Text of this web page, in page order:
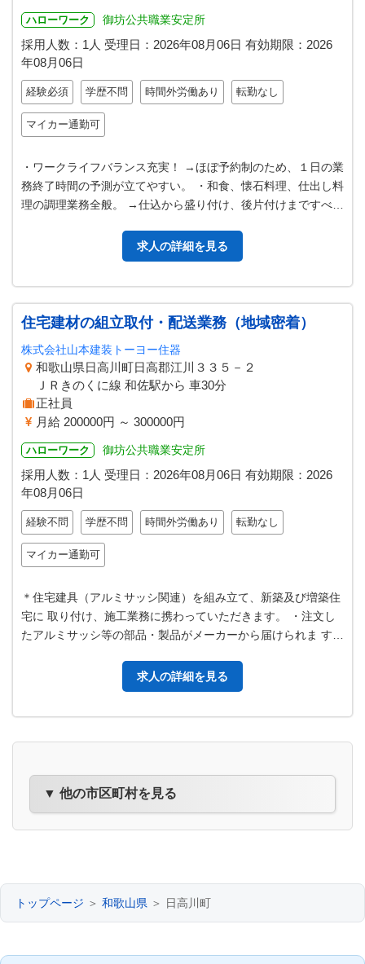
ハローワーク 御坊公共職業安定所
採用人数：1人 受理日： 2026年08月06日 有効期限： 2026
年08月06日
経験必須 学歴不問 時間外労働あり 転勤なし
マイカー通勤可
・ワークライフバランス充実！ →ほぼ予約制のため、１日の業
務終了時間の予測が立てやすい。 ・和食、懐石料理、仕出し料
理の調理業務全般。 →仕込から盛り付け、後片付けまですべて
求人の詳細を見る
住宅建材の組立取付・配送業務（地域密着）
株式会社山本建装トーヨー住器
和歌山県日高川町日高郡江川３３５－２
ＪＲきのくに線 和佐駅から 車30分
正社員
月給 200000円 ～ 300000円
ハローワーク 御坊公共職業安定所
採用人数：1人 受理日： 2026年08月06日 有効期限： 2026
年08月06日
経験不問 学歴不問 時間外労働あり 転勤なし
マイカー通勤可
＊住宅建具（アルミサッシ関連）を組み立て、新築及び増築住
宅に 取り付け、施工業務に携わっていただきます。 ・注文し
たアルミサッシ等の部品・製品がメーカーから届けられま す。
求人の詳細を見る
▼ 他の市区町村を見る
トップページ ＞ 和歌山県 ＞ 日高川町